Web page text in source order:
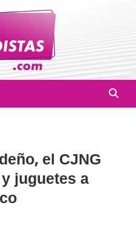
el CJNG
juguetes a